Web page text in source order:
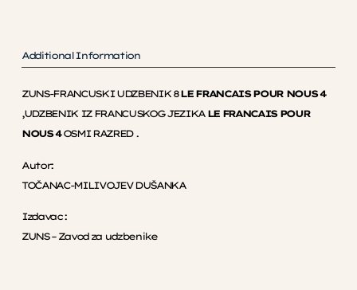
Additional Information
ZUNS-FRANCUSKI UDZBENIK 8LE FRANCAIS POUR NOUS 4
,UDZBENIK IZ FRANCUSKOG JEZIKA LE FRANCAIS POUR
NOUS 4OSMI RAZRED .
Autor:
TOČANAC-MILIVOJEV DUŠANKA
Izdavac :
ZUNS – Zavod za udzbenike